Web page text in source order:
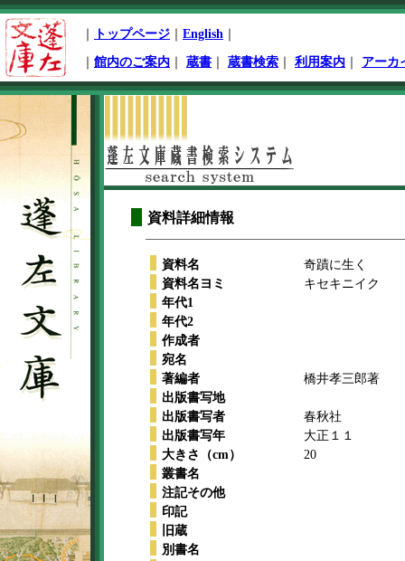
ペ
ー
ジ
先
頭
トップページ English
館内のご案内 蔵書 蔵書検索 利用案内 アーカ
開
始
資料詳細情報
資料名
奇蹟に生く
資料名ヨミ
キセキニイク
年代1
年代2
作成者
宛名
著編者
橋井孝三郎著
出版書写地
出版書写者
春秋社
出版書写年
大正１１
大きさ（cm）
20
叢書名
注記その他
印記
旧蔵
別書名